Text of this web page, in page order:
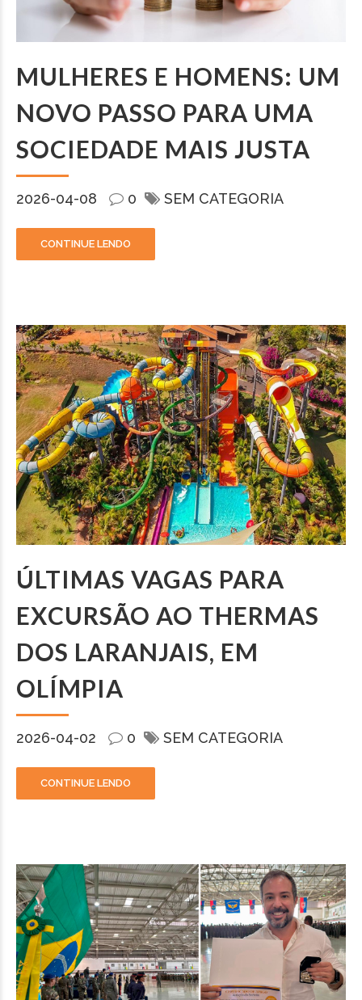
MULHERES E HOMENS: UM
NOVO PASSO PARA UMA
SOCIEDADE MAIS JUSTA
2026-04-08 0 SEM CATEGORIA
CONTINUE LENDO
ÚLTIMAS VAGAS PARA
EXCURSÃO AO THERMAS
DOS LARANJAIS, EM
OLÍMPIA
2026-04-02 0 SEM CATEGORIA
CONTINUE LENDO